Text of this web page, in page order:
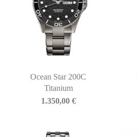
Ocean Star 200C
Titanium
1.350,00 €